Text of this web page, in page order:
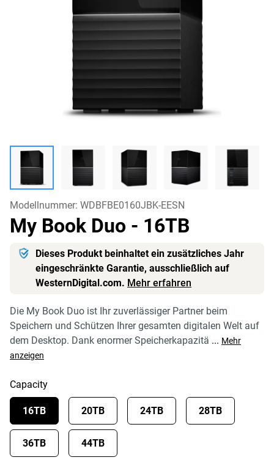
Modellnummer: WDBFBE0160JBK-EESN
My Book Duo - 16TB
Dieses Produkt beinhaltet ein zusätzliches Jahr
eingeschränkte Garantie, ausschließlich auf
WesternDigital.com. Mehr erfahren
Die My Book Duo ist Ihr zuverlässiger Partner beim
Speichern und Schützen Ihrer gesamten digitalen Welt auf
dem Desktop. Dank enormer Speicherkapazitä ... Mehr
anzeigen
Capacity
16TB 20TB 24TB 28TB
36TB 44TB